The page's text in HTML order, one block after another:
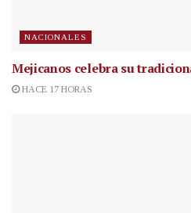
NACIONALES
Mejicanos celebra su
HACE 17 HORAS